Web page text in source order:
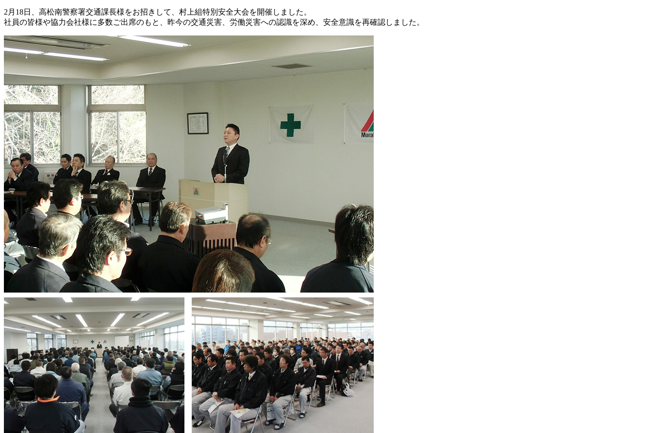
2月18日、高松南警察署交通課長様をお招きして、村上組特別安全大会を開催しました。
社員の皆様や協力会社様に多数ご出席のもと、昨今の交通災害、労働災害への認識を深め、安全意識を再確認しました。